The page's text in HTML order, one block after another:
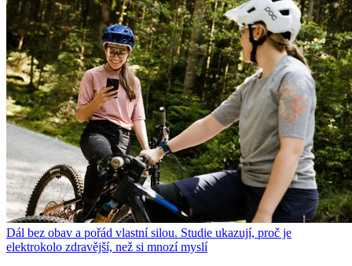
Dál bez obav a pořád vlastní silou. Studie ukazují, proč je
elektrokolo zdravější, než si mnozí myslí